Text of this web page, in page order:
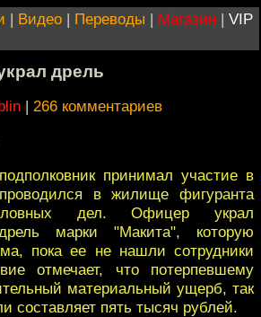
| Видео | Переводы | Магазин | VIP
дрель
| 266 комментариев
принимал участие в
в жилище фигуранта
дел. Офицер украл
марки "Макита", которую
пока ее не нашли сотрудники
отмечает, что потерпевшему
материальный ущерб, так
составляет пять тысяч рублей.